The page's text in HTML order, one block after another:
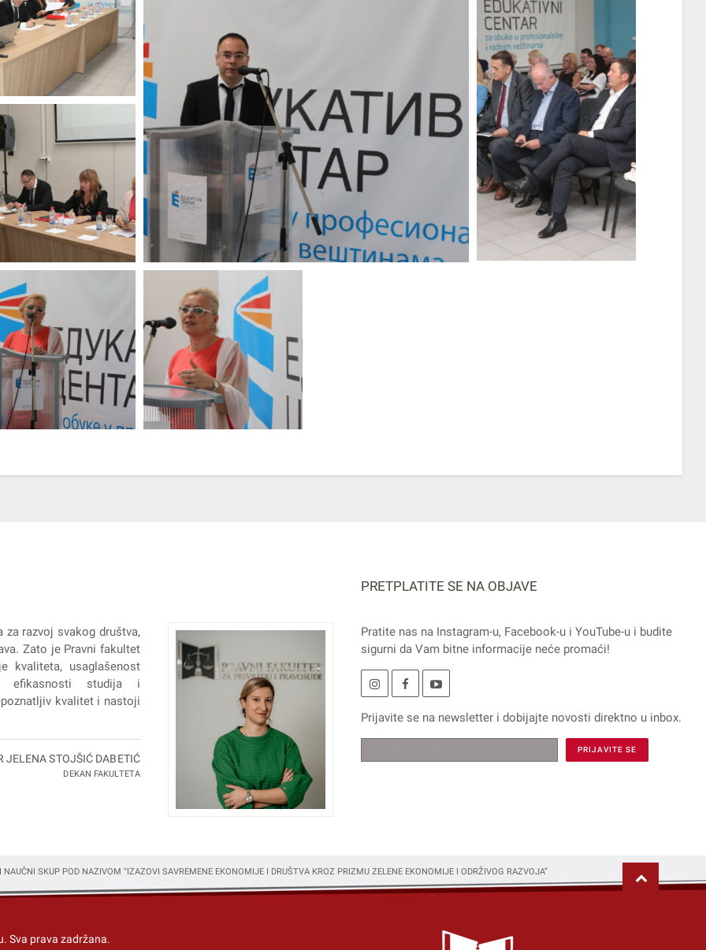
razvoj svakog društva,
Zato je Pravni fakultet
kvaliteta, usaglašenost
efikasnosti studija i
kvalitet i nastoji
JELENA STOJŠIĆ DABETIĆ
DEKAN FAKULTETA
PRETPLATITE SE NA OBJAVE
Pratite nas na Instagram-u, Facebook-u i YouTube-u i budite
sigurni da Vam bitne informacije neće promaći!
Prijavite se na newsletteri dobijajte novosti direktno u inbox.
SKUP POD NAZIVOM “IZAZOVI SAVREMENE EKONOMIJE I DRUŠTVA KROZ PRIZMU ZELENE EKONOMIJE I ODRŽIVOG RAZVOJA”
. Sva prava zadržana.